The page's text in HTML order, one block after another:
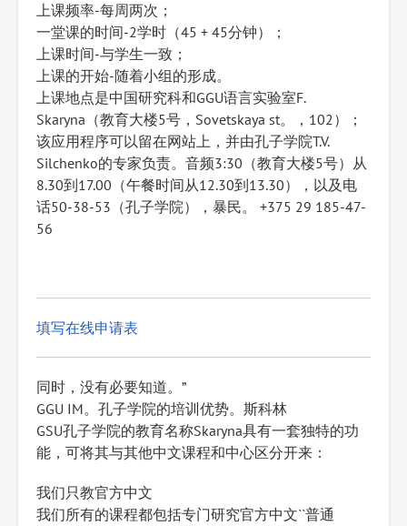
上课频率-每周两次；
一堂课的时间-2学时（45 + 45分钟）；
上课时间-与学生一致；
上课的开始-随着小组的形成。
上课地点是中国研究科和GGU语言实验室F.
Skaryna（教育大楼5号，Sovetskaya st。，102）；
该应用程序可以留在网站上，并由孔子学院T.V.
Silchenko的专家负责。音频3:30（教育大楼5号）从
8.30到17.00（午餐时间从12.30到13.30），以及电
话50-38-53（孔子学院），暴民。 +375 29 185-47-
56
填写在线申请表
同时，没有必要知道。”
GGU IM。孔子学院的培训优势。斯科林
GSU孔子学院的教育名称Skaryna具有一套独特的功
能，可将其与其他中文课程和中心区分开来：
我们只教官方中文
我们所有的课程都包括专门研究官方中文``普通